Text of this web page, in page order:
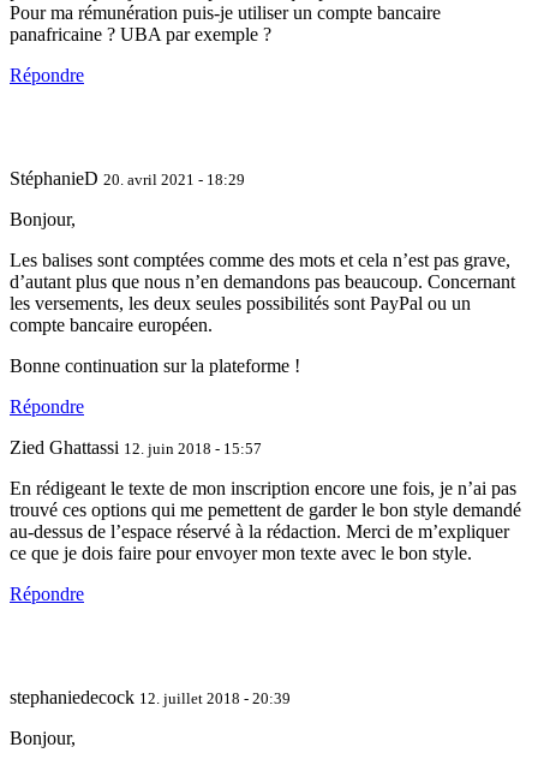
Pour ma rémunération puis-je utiliser un compte bancaire
panafricaine ? UBA par exemple ?
Répondre
StéphanieD 20. avril 2021 - 18:29
Bonjour,
Les balises sont comptées comme des mots et cela n’est pas grave,
d’autant plus que nous n’en demandons pas beaucoup. Concernant
les versements, les deux seules possibilités sont PayPal ou un
compte bancaire européen.
Bonne continuation sur la plateforme !
Répondre
Zied Ghattassi 12. juin 2018 - 15:57
En rédigeant le texte de mon inscription encore une fois, je n’ai pas
trouvé ces options qui me pemettent de garder le bon style demandé
au-dessus de l’espace réservé à la rédaction. Merci de m’expliquer
ce que je dois faire pour envoyer mon texte avec le bon style.
Répondre
stephaniedecock 12. juillet 2018 - 20:39
Bonjour,